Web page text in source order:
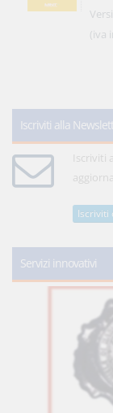
(iva
Iscriviti alla
Iscriviti
Iscriviti
Servizi innovativi